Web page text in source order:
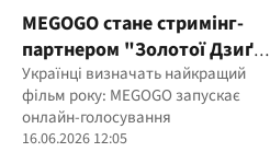
MEGOGO стане стримінг-
партнером "Золотої Дзиґи"
та запустить глядацьку
номінацію
Українці визначать найкращий
фільм року: MEGOGO запускає
онлайн-голосування
16.06.2026 12:05